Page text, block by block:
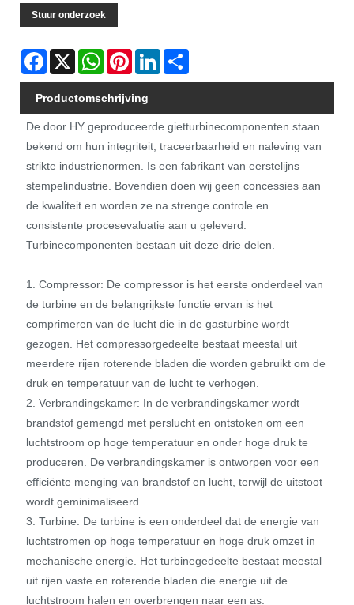
Stuur onderzoek
Facebook
X WhatsAppPinterestLinkedIn
Productomschrijving
De door HY geproduceerde gietturbinecomponenten staan ​​
bekend om hun integriteit, traceerbaarheid en naleving van
strikte industrienormen. Is een fabrikant van eerstelijns
stempelindustrie. Bovendien doen wij geen concessies aan
de kwaliteit en worden ze na strenge controle en
consistente procesevaluatie aan u geleverd.
Turbinecomponenten bestaan ​​uit deze drie delen.
1. Compressor: De compressor is het eerste onderdeel van
de turbine en de belangrijkste functie ervan is het
comprimeren van de lucht die in de gasturbine wordt
gezogen. Het compressorgedeelte bestaat meestal uit
meerdere rijen roterende bladen die worden gebruikt om de
druk en temperatuur van de lucht te verhogen.
2. Verbrandingskamer: In de verbrandingskamer wordt
brandstof gemengd met perslucht en ontstoken om een ​​
luchtstroom op hoge temperatuur en onder hoge druk te
produceren. De verbrandingskamer is ontworpen voor een
efficiënte menging van brandstof en lucht, terwijl de uitstoot
wordt geminimaliseerd.
3. Turbine: De turbine is een onderdeel dat de energie van
luchtstromen op hoge temperatuur en hoge druk omzet in
mechanische energie. Het turbinegedeelte bestaat meestal
uit rijen vaste en roterende bladen die energie uit de
luchtstroom halen en overbrengen naar een as.